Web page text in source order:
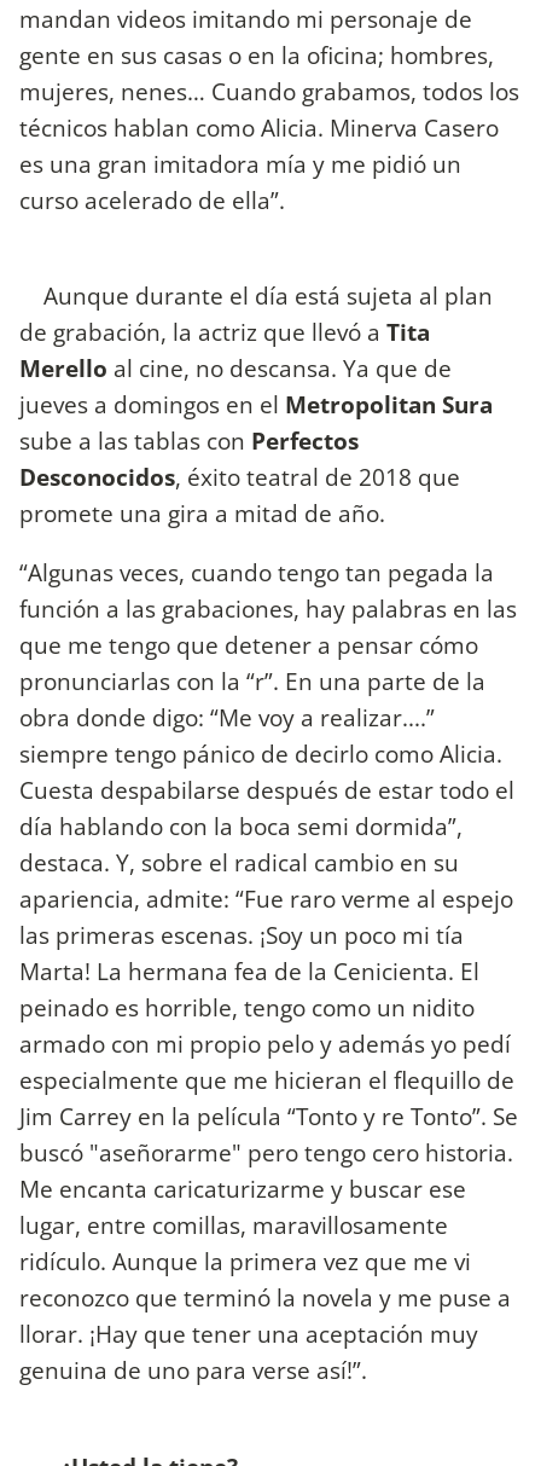
mandan videos imitando mi personaje de
gente en sus casas o en la oficina; hombres,
mujeres, nenes… Cuando grabamos, todos los
técnicos hablan como Alicia. Minerva Casero
es una gran imitadora mía y me pidió un
curso acelerado de ella”.
Aunque durante el día está sujeta al plan
de grabación, la actriz que llevó a Tita
Merello al cine, no descansa. Ya que de
jueves a domingos en el Metropolitan Sura
sube a las tablas con Perfectos
Desconocidos, éxito teatral de 2018 que
promete una gira a mitad de año.
“Algunas veces, cuando tengo tan pegada la
función a las grabaciones, hay palabras en las
que me tengo que detener a pensar cómo
pronunciarlas con la “r”. En una parte de la
obra donde digo: “Me voy a realizar....”
siempre tengo pánico de decirlo como Alicia.
Cuesta despabilarse después de estar todo el
día hablando con la boca semi dormida”,
destaca. Y, sobre el radical cambio en su
apariencia, admite: “Fue raro verme al espejo
las primeras escenas. ¡Soy un poco mi tía
Marta! La hermana fea de la Cenicienta. El
peinado es horrible, tengo como un nidito
armado con mi propio pelo y además yo pedí
especialmente que me hicieran el flequillo de
Jim Carrey en la película “Tonto y re Tonto”. Se
buscó "aseñorarme" pero tengo cero historia.
Me encanta caricaturizarme y buscar ese
lugar, entre comillas, maravillosamente
ridículo. Aunque la primera vez que me vi
reconozco que terminó la novela y me puse a
llorar. ¡Hay que tener una aceptación muy
genuina de uno para verse así!”.